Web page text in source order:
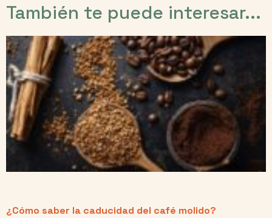
También te puede interesar...
¿Cómo saber la caducidad del café molido?